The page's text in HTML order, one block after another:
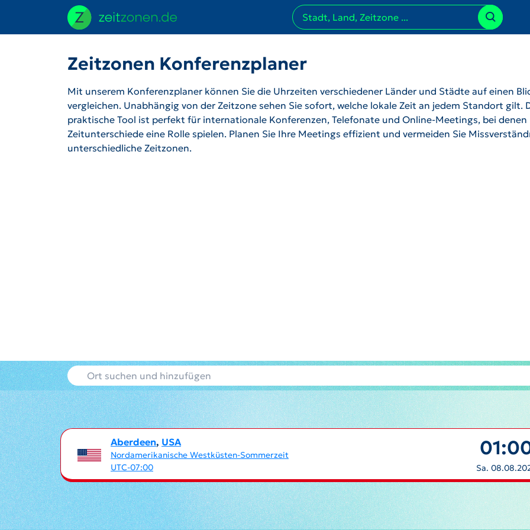
Zeitzonen Konferenzplaner
Mit unserem Konferenzplaner können Sie die Uhrzeiten verschiedener Länder und Städte auf einen
vergleichen. Unabhängig von der Zeitzone sehen Sie sofort, welche lokale Zeit an jedem Standort gilt.
praktische Tool ist perfekt für internationale Konferenzen, Telefonate und Online-Meetings, bei denen
Zeitunterschiede eine Rolle spielen. Planen Sie Ihre Meetings effizient und vermeiden Sie
unterschiedliche Zeitzonen.
Aberdeen, USA
Nordamerikanische Westküsten-Sommerzeit
UTC-07:00
Sa.